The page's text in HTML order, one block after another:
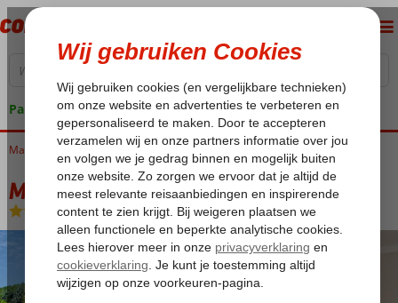
Pakketgarantie
Home
Macedonië Meer van Ohrid Struga Makpetrol Hotel
Makpetrol Hotel
All Inclusive-Hotel